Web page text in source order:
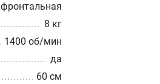
фронтальная
8 кг
1400 об/мин
да
60 см